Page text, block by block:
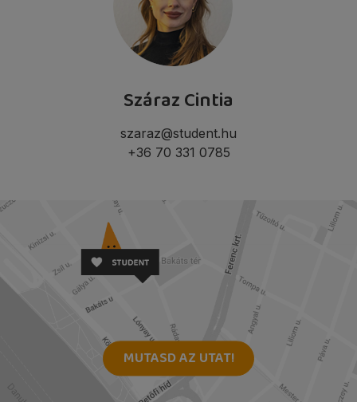
Száraz Cintia
szaraz@student.hu
+36 70 331 0785
MUTASD AZ UTAT!